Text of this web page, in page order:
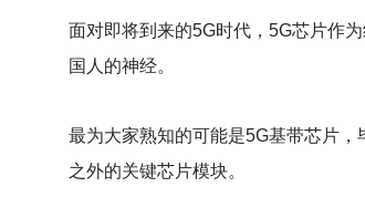
面对即将到来的5G时代，5G芯片作
国人的神经。
最为大家熟知的可能是5G基带芯片
之外的关键芯片模块。